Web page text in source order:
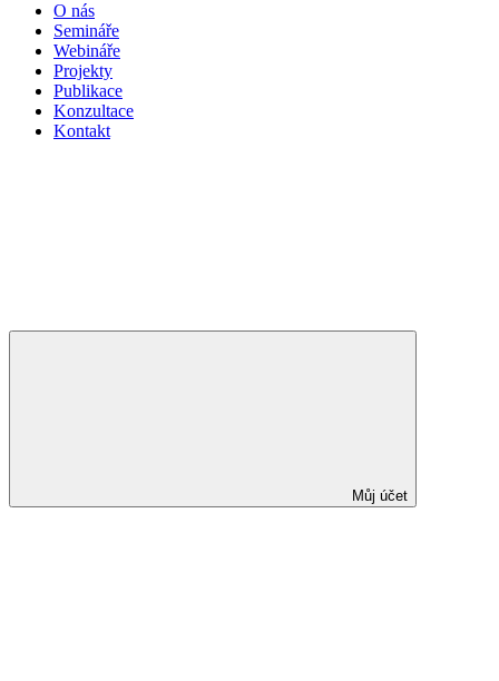
O nás
Semináře
Webináře
Projekty
Publikace
Konzultace
Kontakt
Můj účet